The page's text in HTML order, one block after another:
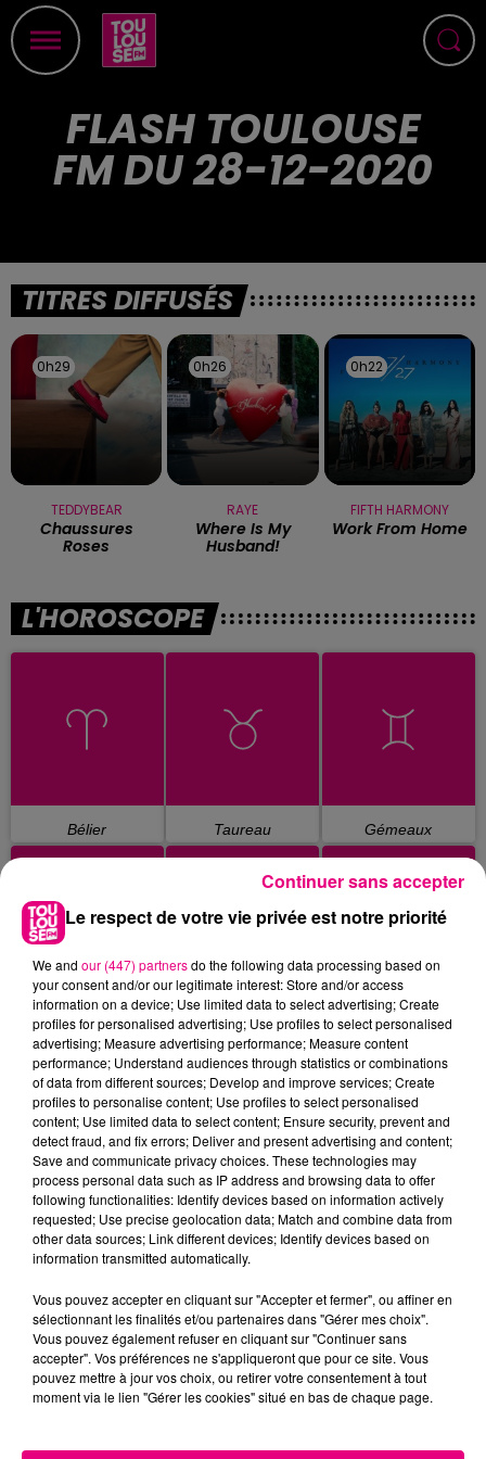
FLASH TOULOUSE
FM DU 28-12-2020
TITRES DIFFUSÉS
0h29
0h29
TEDDYBEAR
Chaussures
Roses
0h26
0h26
RAYE
Where Is My
Husband!
0h22
0h22
FIFTH HARMONY
Work From Home
L'HOROSCOPE
Bélier Taureau Gémeaux
Cancer Lion Vierge
Balance Scorpion Sagittaire
Capricorne Verseau Poissons
Le respect de votre vie privée est notre priorité
We and our (447) partnersdo the following data processing based on
your consent and/or our legitimate interest: Store and/or access
information on a device; Use limited data to select advertising; Create
profiles for personalised advertising; Use profiles to select personalised
advertising; Measure advertising performance; Measure content
performance; Understand audiences through statistics or combinations
of data from different sources; Develop and improve services; Create
profiles to personalise content; Use profiles to select personalised
content; Use limited data to select content; Ensure security, prevent and
detect fraud, and fix errors; Deliver and present advertising and content;
Save and communicate privacy choices. These technologies may
process personal data such as IP address and browsing data to offer
following functionalities: Identify devices based on information actively
requested; Use precise geolocation data; Match and combine data from
other data sources; Link different devices; Identify devices based on
information transmitted automatically.
Vous pouvez accepter en cliquant sur "Accepter et fermer", ou affiner en
sélectionnant les finalités et/ou partenaires dans "Gérer mes choix".
Vous pouvez également refuser en cliquant sur "Continuer sans
accepter". Vos préférences ne s'appliqueront que pour ce site. Vous
pouvez mettre à jour vos choix, ou retirer votre consentement à tout
moment via le lien "Gérer les cookies" situé en bas de chaque page.
Continuer sans accepter